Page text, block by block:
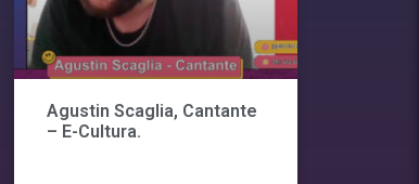
Agustin Scaglia, Cantante
– E-Cultura.